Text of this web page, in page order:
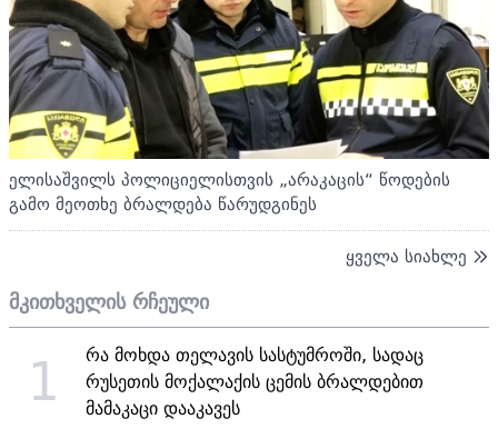
ელისაშვილს პოლიციელისთვის „არაკაცის“ წოდების
გამო მეოთხე ბრალდება წარუდგინეს
ყველა სიახლე
მკითხველის რჩეული
1
რა მოხდა თელავის სასტუმროში, სადაც
რუსეთის მოქალაქის ცემის ბრალდებით
მამაკაცი დააკავეს